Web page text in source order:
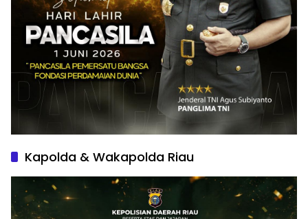
Kapolda & Wakapolda Riau